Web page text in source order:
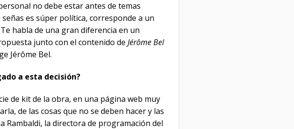
no debe estar antes de temas
es súper política, corresponde a un
habla de una gran diferencia en un
junto con el contenido de Jérôme Bel
Jérôme Bel.
a esta decisión?
de kit de la obra, en una página web muy
de las cosas que no se deben hacer y las
Rambaldi, la directora de programación del